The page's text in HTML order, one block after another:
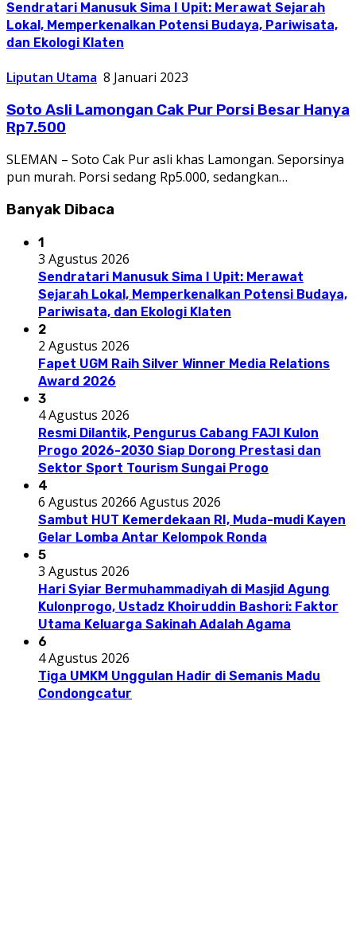
Sendratari Manusuk Sima I Upit: Merawat Sejarah
Lokal, Memperkenalkan Potensi Budaya, Pariwisata,
dan Ekologi Klaten
Liputan Utama 8 Januari 2023
Soto Asli Lamongan Cak Pur Porsi Besar Hanya
Rp7.500
SLEMAN – Soto Cak Pur asli khas Lamongan. Seporsinya
pun murah. Porsi sedang Rp5.000, sedangkan…
Banyak Dibaca
1
3 Agustus 2026
Sendratari Manusuk Sima I Upit: Merawat
Sejarah Lokal, Memperkenalkan Potensi Budaya,
Pariwisata, dan Ekologi Klaten
2
2 Agustus 2026
Fapet UGM Raih Silver Winner Media Relations
Award 2026
3
4 Agustus 2026
Resmi Dilantik, Pengurus Cabang FAJI Kulon
Progo 2026-2030 Siap Dorong Prestasi dan
Sektor Sport Tourism Sungai Progo
4
6 Agustus 20266 Agustus 2026
Sambut HUT Kemerdekaan RI, Muda-mudi Kayen
Gelar Lomba Antar Kelompok Ronda
5
3 Agustus 2026
Hari Syiar Bermuhammadiyah di Masjid Agung
Kulonprogo, Ustadz Khoiruddin Bashori: Faktor
Utama Keluarga Sakinah Adalah Agama
6
4 Agustus 2026
Tiga UMKM Unggulan Hadir di Semanis Madu
Condongcatur